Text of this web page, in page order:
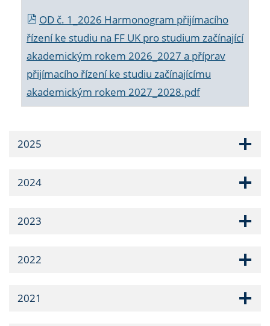
OD č. 1_2026 Harmonogram přijímacího
řízení ke studiu na FF UK pro studium začínající
akademickým rokem 2026_2027 a příprav
přijímacího řízení ke studiu začínajícímu
akademickým rokem 2027_2028.pdf
2025
2024
2023
2022
2021